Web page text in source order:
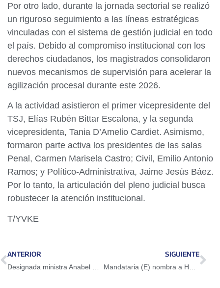
Por otro lado, durante la jornada sectorial se realizó
un riguroso seguimiento a las líneas estratégicas
vinculadas con el sistema de gestión judicial en todo
el país. Debido al compromiso institucional con los
derechos ciudadanos, los magistrados consolidaron
nuevos mecanismos de supervisión para acelerar la
agilización procesal durante este 2026.
A la actividad asistieron el primer vicepresidente del
TSJ, Elías Rubén Bittar Escalona, y la segunda
vicepresidenta, Tania D’Amelio Cardiet. Asimismo,
formaron parte activa los presidentes de las salas
Penal, Carmen Marisela Castro; Civil, Emilio Antonio
Ramos; y Político-Administrativa, Jaime Jesús Báez.
Por lo tanto, la articulación del pleno judicial busca
robustecer la atención institucional.
T/YVKE
ANTERIOR SIGUIENTE